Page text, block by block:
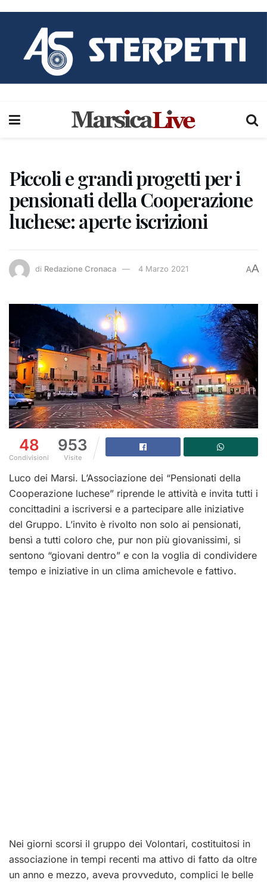
Piccoli e grandi progetti per i
pensionati della Cooperazione
luchese: aperte iscrizioni
di Redazione Cronaca 4 Marzo 2021 AA
48
Condivisioni
953
Visite
Luco dei Marsi. L’Associazione dei “Pensionati della
Cooperazione luchese” riprende le attività e invita tutti i
concittadini a iscriversi e a partecipare alle iniziative
del Gruppo. L’invito è rivolto non solo ai pensionati,
bensì a tutti coloro che, pur non più giovanissimi, si
sentono “giovani dentro” e con la voglia di condividere
tempo e iniziative in un clima amichevole e fattivo.
Nei giorni scorsi il gruppo dei Volontari, costituitosi in
associazione in tempi recenti ma attivo di fatto da oltre
un anno e mezzo, aveva provveduto, complici le belle